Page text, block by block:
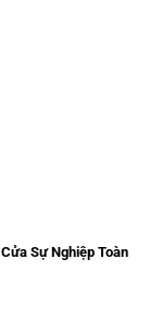
Sự Nghiệp Toàn